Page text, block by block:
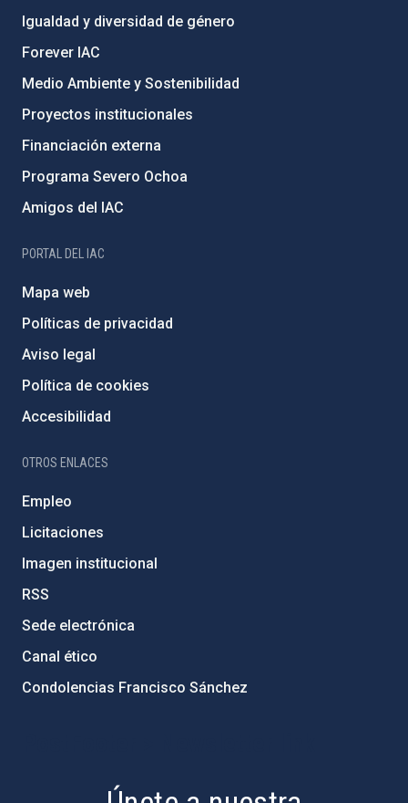
Igualdad y diversidad de género
Forever IAC
Medio Ambiente y Sostenibilidad
Proyectos institucionales
Financiación externa
Programa Severo Ochoa
Amigos del IAC
PORTAL DEL IAC
Mapa web
Políticas de privacidad
Aviso legal
Política de cookies
Accesibilidad
OTROS ENLACES
Empleo
Licitaciones
Imagen institucional
RSS
Sede electrónica
Canal ético
Condolencias Francisco Sánchez